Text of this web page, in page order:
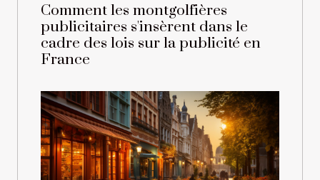
Comment les montgolfières
publicitaires s'insèrent dans le
cadre des lois sur la publicité en
France